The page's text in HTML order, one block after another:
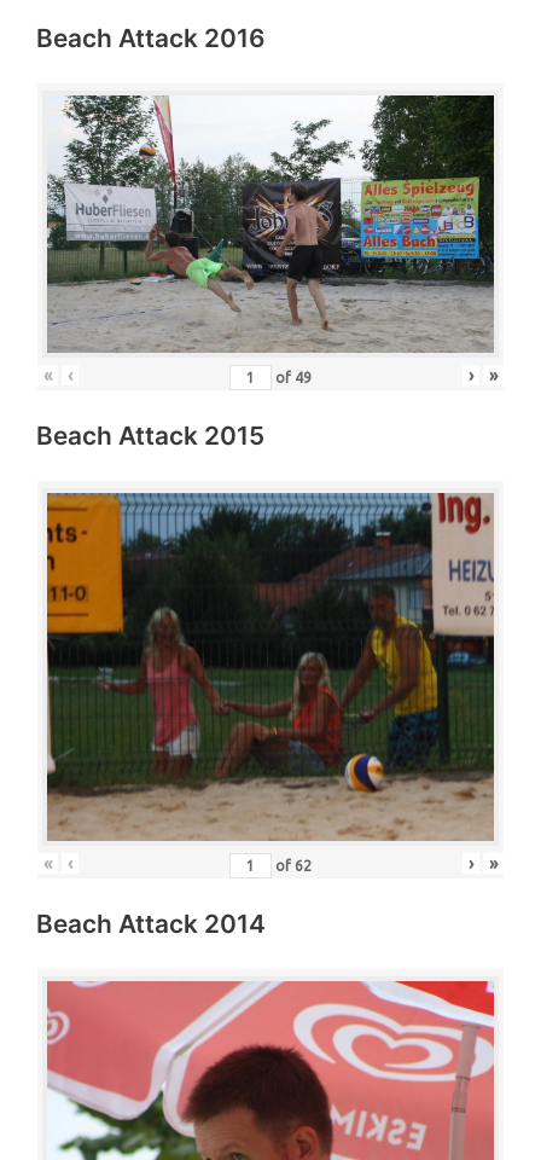
Beach Attack 2016
« ‹ of 49 › »
Beach Attack 2015
« ‹ of 62 › »
Beach Attack 2014